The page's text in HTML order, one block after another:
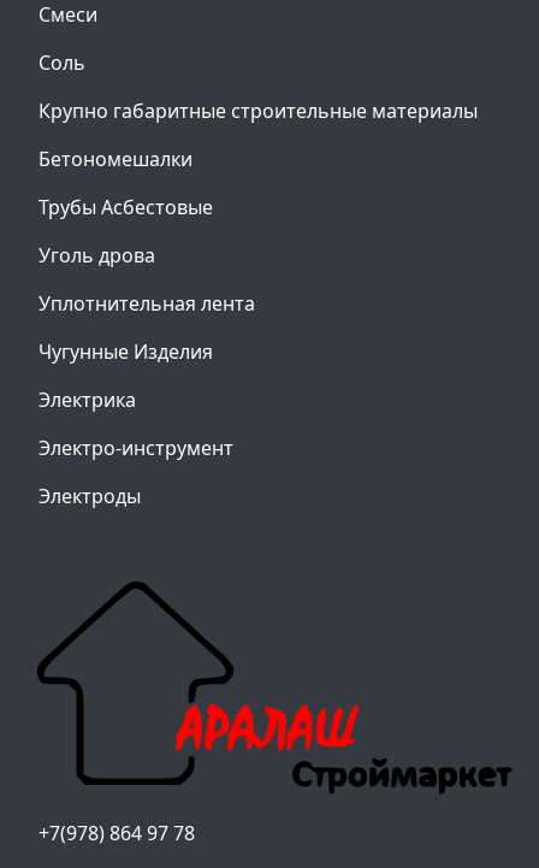
Смеси
Соль
Крупно габаритные строительные материалы
Бетономешалки
Трубы Асбестовые
Уголь дрова
Уплотнительная лента
Чугунные Изделия
Электрика
Электро-инструмент
Электроды
+7(978) 864 97 78